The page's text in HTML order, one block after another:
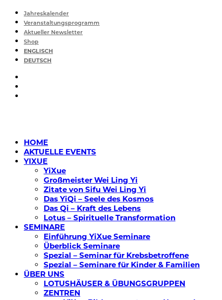
Jahreskalender
Veranstaltungsprogramm
Aktueller Newsletter
Shop
ENGLISCH
DEUTSCH
HOME
AKTUELLE EVENTS
YIXUE
YiXue
Großmeister Wei Ling Yi
Zitate von Sifu Wei Ling Yi
Das YiQi – Seele des Kosmos
Das Qi – Kraft des Lebens
Lotus – Spirituelle Transformation
SEMINARE
Einführung YiXue Seminare
Überblick Seminare
Spezial – Seminar für Krebsbetroffene
Spezial – Seminare für Kinder & Familien
ÜBER UNS
LOTUSHÄUSER & ÜBUNGSGRUPPEN
ZENTREN